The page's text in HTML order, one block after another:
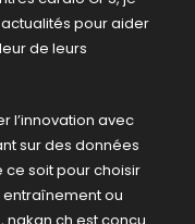
actualités pour aider
de leurs
l’innovation avec
sur des données
ce soit pour choisir
ou
est conçu